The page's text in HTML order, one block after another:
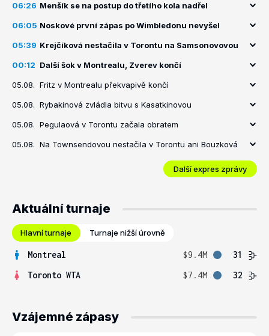
06:26 Menšík se na postup do třetího kola nadřel
06:05 Noskové první zápas po Wimbledonu nevyšel
05:39 Krejčíková nestačila v Torontu na Samsonovovou
00:12 Další šok v Montrealu, Zverev končí
05.08. Fritz v Montrealu překvapivě končí
05.08. Rybakinová zvládla bitvu s Kasatkinovou
05.08. Pegulaová v Torontu začala obratem
05.08. Na Townsendovou nestačila v Torontu ani Bouzková
Další expres zprávy
Aktuální turnaje
Hlavní turnaje Turnaje nižší úrovně
Montreal $9.4M
31
Toronto WTA
$7.4M 32
Vzájemné zápasy